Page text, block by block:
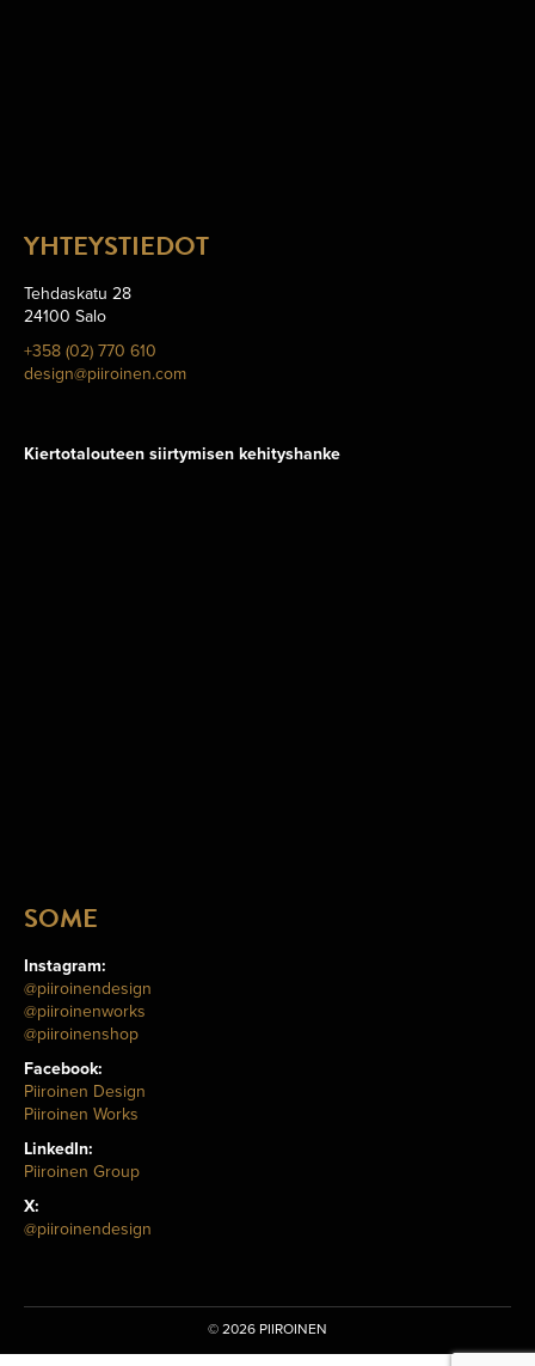
YHTEYSTIEDOT
Tehdaskatu 28
24100 Salo
+358 (02) 770 610
design@piiroinen.com
Kiertotalouteen siirtymisen kehityshanke
SOME
Instagram:
@piiroinendesign
@piiroinenworks
@piiroinenshop
Facebook:
Piiroinen Design
Piiroinen Works
LinkedIn:
Piiroinen Group
X:
@piiroinendesign
© 2026 PIIROINEN